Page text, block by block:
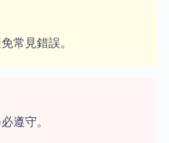
常見錯誤。
遵守。